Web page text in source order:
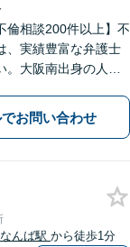
倫相談200件以上】不
、実績豊富な弁護士
大阪南出身の人情
お困りの方はお気軽
【当日／夜間／休日
でお問い合わせ
なんば駅 から徒歩1分